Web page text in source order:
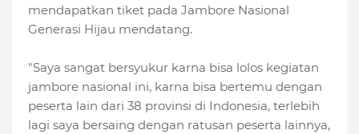
mendapatkan tiket pada Jambore Nasional
Generasi Hijau mendatang.
"Saya sangat bersyukur karna bisa lolos kegiatan
jambore nasional ini, karna bisa bertemu dengan
peserta lain dari 38 provinsi di Indonesia, terlebih
lagi saya bersaing dengan ratusan peserta lainnya,